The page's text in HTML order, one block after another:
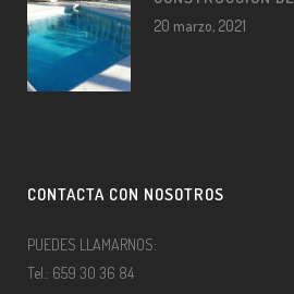
20 marzo, 2021
CONTACTA CON NOSOTROS
PUEDES LLAMARNOS:
Tel.: 659 30 36 84